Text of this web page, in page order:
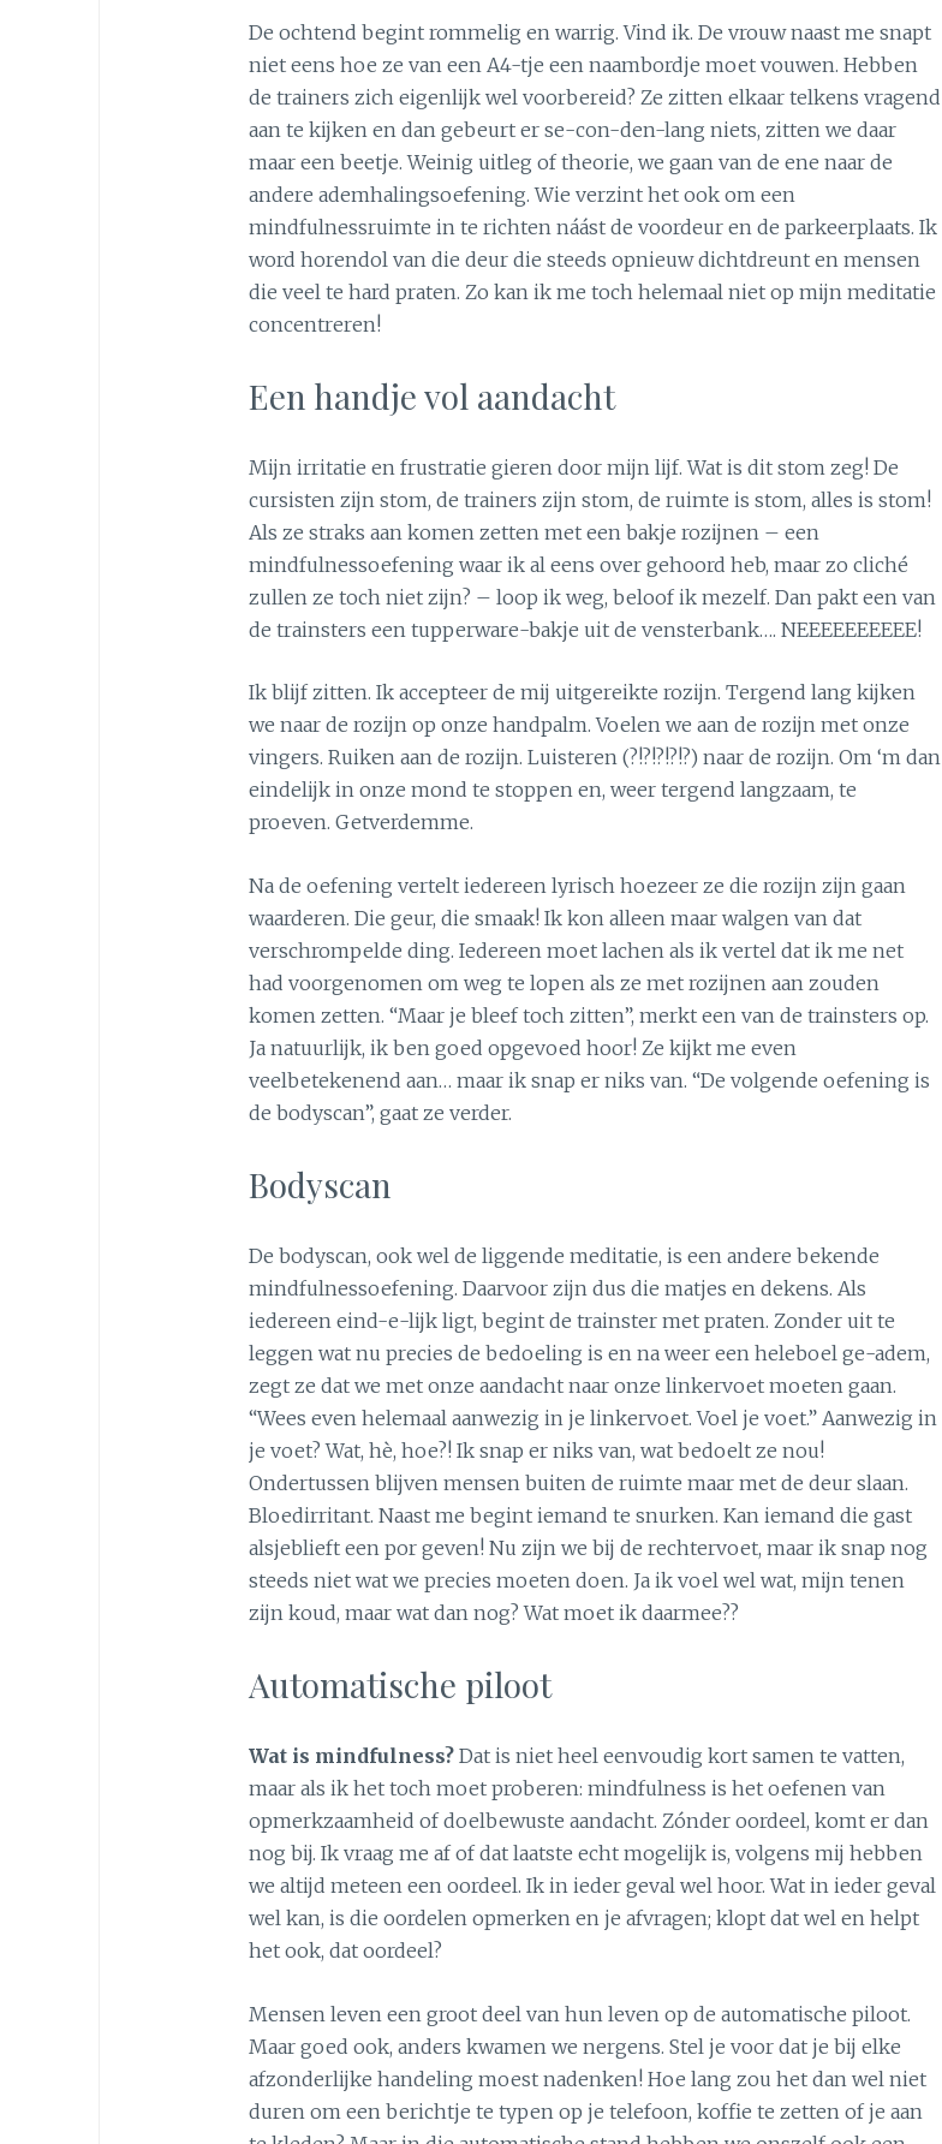
De ochtend begint rommelig en warrig. Vind ik. De vrouw naast me snapt
niet eens hoe ze van een A4-tje een naambordje moet vouwen. Hebben
de trainers zich eigenlijk wel voorbereid? Ze zitten elkaar telkens vragend
aan te kijken en dan gebeurt er se-con-den-lang niets, zitten we daar
maar een beetje. Weinig uitleg of theorie, we gaan van de ene naar de
andere ademhalingsoefening. Wie verzint het ook om een
mindfulnessruimte in te richten náást de voordeur en de parkeerplaats. Ik
word horendol van die deur die steeds opnieuw dichtdreunt en mensen
die veel te hard praten. Zo kan ik me toch helemaal niet op mijn meditatie
concentreren!
Een handje vol aandacht
Mijn irritatie en frustratie gieren door mijn lijf. Wat is dit stom zeg! De
cursisten zijn stom, de trainers zijn stom, de ruimte is stom, alles is stom!
Als ze straks aan komen zetten met een bakje rozijnen – een
mindfulnessoefening waar ik al eens over gehoord heb, maar zo cliché
zullen ze toch niet zijn? – loop ik weg, beloof ik mezelf. Dan pakt een van
de trainsters een tupperware-bakje uit de vensterbank…. NEEEEEEEEEE!
Ik blijf zitten. Ik accepteer de mij uitgereikte rozijn. Tergend lang kijken
we naar de rozijn op onze handpalm. Voelen we aan de rozijn met onze
vingers. Ruiken aan de rozijn. Luisteren (?!?!?!?!?) naar de rozijn. Om ‘m dan
eindelijk in onze mond te stoppen en, weer tergend langzaam, te
proeven. Getverdemme.
Na de oefening vertelt iedereen lyrisch hoezeer ze die rozijn zijn gaan
waarderen. Die geur, die smaak! Ik kon alleen maar walgen van dat
verschrompelde ding. Iedereen moet lachen als ik vertel dat ik me net
had voorgenomen om weg te lopen als ze met rozijnen aan zouden
komen zetten. “Maar je bleef toch zitten”, merkt een van de trainsters op.
Ja natuurlijk, ik ben goed opgevoed hoor! Ze kijkt me even
veelbetekenend aan… maar ik snap er niks van. “De volgende oefening is
de bodyscan”, gaat ze verder.
Bodyscan
De bodyscan, ook wel de liggende meditatie, is een andere bekende
mindfulnessoefening. Daarvoor zijn dus die matjes en dekens. Als
iedereen eind-e-lijk ligt, begint de trainster met praten. Zonder uit te
leggen wat nu precies de bedoeling is en na weer een heleboel ge-adem,
zegt ze dat we met onze aandacht naar onze linkervoet moeten gaan.
“Wees even helemaal aanwezig in je linkervoet. Voel je voet.” Aanwezig in
je voet? Wat, hè, hoe?! Ik snap er niks van, wat bedoelt ze nou!
Ondertussen blijven mensen buiten de ruimte maar met de deur slaan.
Bloedirritant. Naast me begint iemand te snurken. Kan iemand die gast
alsjeblieft een por geven! Nu zijn we bij de rechtervoet, maar ik snap nog
steeds niet wat we precies moeten doen. Ja ik voel wel wat, mijn tenen
zijn koud, maar wat dan nog? Wat moet ik daarmee??
Automatische piloot
Wat is mindfulness?Dat is niet heel eenvoudig kort samen te vatten,
maar als ik het toch moet proberen: mindfulness is het oefenen van
opmerkzaamheid of doelbewuste aandacht. Zónder oordeel, komt er dan
nog bij. Ik vraag me af of dat laatste echt mogelijk is, volgens mij hebben
we altijd meteen een oordeel. Ik in ieder geval wel hoor. Wat in ieder geval
wel kan, is die oordelen opmerken en je afvragen; klopt dat wel en helpt
het ook, dat oordeel?
Mensen leven een groot deel van hun leven op de automatische piloot.
Maar goed ook, anders kwamen we nergens. Stel je voor dat je bij elke
afzonderlijke handeling moest nadenken! Hoe lang zou het dan wel niet
duren om een berichtje te typen op je telefoon, koffie te zetten of je aan